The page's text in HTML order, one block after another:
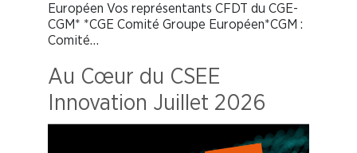
Européen Vos représentants CFDT du CGE-
CGM* *CGE Comité Groupe Européen*CGM :
Comité…
Au Cœur du CSEE
Innovation Juillet 2026